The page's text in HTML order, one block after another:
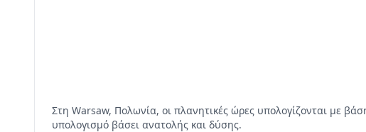
Στη Warsaw, Πολωνία, οι πλανητικές ώρες υπολογίζονται με
υπολογισμό βάσει ανατολής και δύσης.